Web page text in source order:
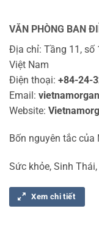
VĂN PHÒNG BAN
Địa chỉ: Tầng 11, số
Việt Nam
Điện thoại: +84-24-
Email:
Website:
Bốn nguyên tắc của
Sức khỏe, Sinh
Xem chi tiết